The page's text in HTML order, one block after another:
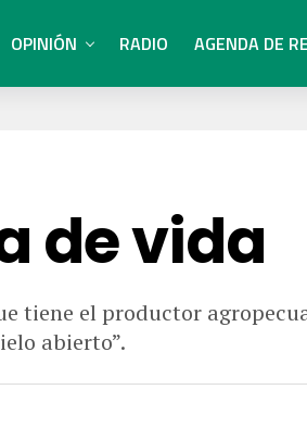
OPINIÓN RADIO AGENDA DE
de vida
tiene el productor
abierto”.